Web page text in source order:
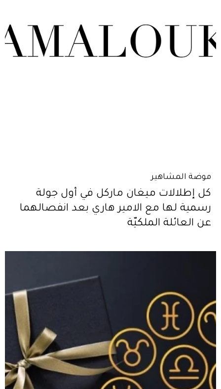
موضة المشاهير
كل إطلالات ميغان ماركل في أول جولة
رسمية لها مع الامير هاري بعد انفصالهما
عن العائلة الملكيّة